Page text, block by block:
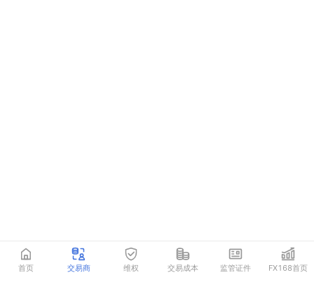
首页 交易商 维权 交易成本 监管证件 FX168首页